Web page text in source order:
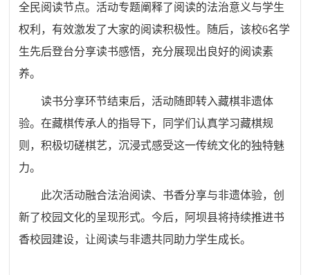
全民阅读节点。活动专题阐释了阅读的法治意义与学生
权利，有效激发了大家的阅读积极性。随后，该校6名学
生先后登台分享读书感悟，充分展现出良好的阅读素
养。
读书分享环节结束后，活动随即转入藏棋非遗体
验。在藏棋传承人的指导下，同学们认真学习藏棋规
则，积极切磋棋艺，沉浸式感受这一传统文化的独特魅
力。
此次活动融合法治阅读、书香分享与非遗体验，创
新了校园文化的呈现形式。今后，阿坝县将持续推进书
香校园建设，让阅读与非遗共同助力学生成长。